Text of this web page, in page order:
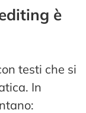
è
testi che si
In